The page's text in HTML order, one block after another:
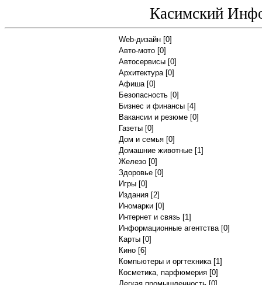
Касимский
Web-дизайн [0]
Авто-мото [0]
Автосервисы [0]
Архитектура[0]
Афиша[0]
Безопасность [0]
Бизнес и финансы [4]
Вакансии и резюме [0]
Газеты [0]
Дом и семья [0]
Домашние животные [1]
Железо [0]
Здоровье [0]
Игры [0]
Издания [2]
Иномарки [0]
Интернет и связь [1]
Информационные агентства[0]
Карты [0]
Кино [6]
Компьютеры и оргтехника[1]
Косметика, парфюмерия [0]